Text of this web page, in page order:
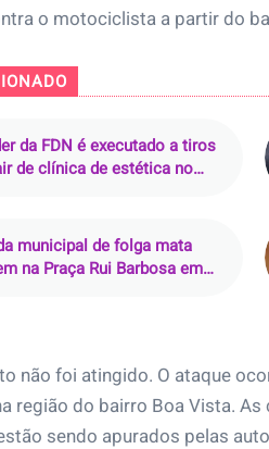
o motociclista a partir do
da FDN é executado a tiros
de clínica de estética no
municipal de folga mata
na Praça Rui Barbosa em
não foi atingido. O ataque
região do bairro Boa Vista.
sendo apurados pelas